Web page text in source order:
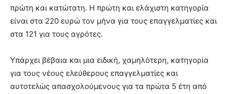
πρώτη και κατώτατη. Η πρώτη και ελάχιστη κατηγορία
είναι στα 220 ευρώ τον μήνα για τους επαγγελματίες και
στα 121 για τους αγρότες.
Υπάρχει βέβαια και μια ειδική, χαμηλότερη, κατηγορία
για τους νέους ελεύθερους επαγγελματίες και
αυτοτελώς απασχολούμενους για τα πρώτα 5 έτη από